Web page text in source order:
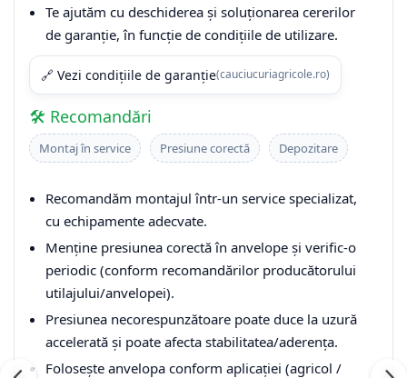
Te ajutăm cu deschiderea și soluționarea cererilor
de garanție, în funcție de condițiile de utilizare.
🔗 Vezi condițiile de garanție(cauciucuriagricole.ro)
🛠️ Recomandări
Montaj în service Presiune corectă Depozitare
Recomandăm montajul într-un service specializat,
cu echipamente adecvate.
Menține presiunea corectă în anvelope și verific-o
periodic (conform recomandărilor producătorului
utilajului/anvelopei).
Presiunea necorespunzătoare poate duce la uzură
accelerată și poate afecta stabilitatea/aderența.
Folosește anvelopa conform aplicației (agricol /